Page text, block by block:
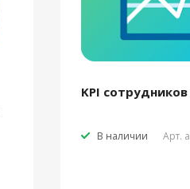
KPI
В наличии Арт.